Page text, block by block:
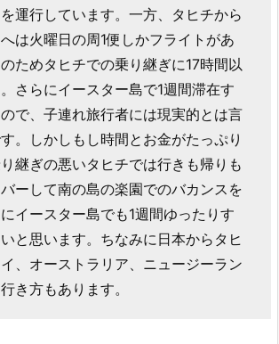
運行しています。一方、タヒチから
は火曜日の周1便しかフライトがあ
ためタヒチでの乗り継ぎに17時間以
さらにイースター島で1週間滞在す
で、子連れ旅行者には現実的とは言
。しかしもし時間とお金がたっぷり
継ぎの悪いタヒチでは行きも帰りも
ーして南の島の楽園でのバカンスを
イースター島でも1週間ゆったりす
と思います。ちなみに日本からタヒ
、オーストラリア、ニュージーラン
き方もあります。